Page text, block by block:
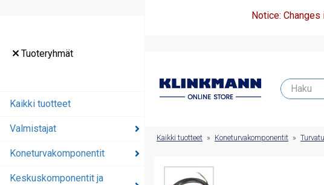
Tuoteryhmät
Kaikki tuotteet
Valmistajat
Koneturvakomponentit
Keskuskomponentit ja
Notice:
Keskuskomponentit ja
Kaikki tuotteet » Koneturvakomponentit »